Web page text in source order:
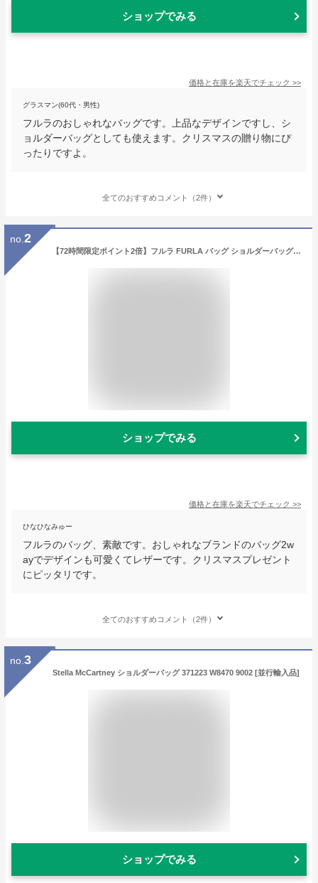
ショップでみる
価格と在庫を楽天でチェック >>
グラスマン(60代・男性)
フルラのおしゃれなバッグです。上品なデザインですし、シ
ョルダーバッグとしても使えます。クリスマスの贈り物にぴ
ったりですよ。
全てのおすすめコメント（2件）
no. 2
【72時間限定ポイント2倍】フルラ FURLA バッグ ショルダーバッグ WB00507 BX0041 特別送料無料 フルラ プリムラ レザー スモール ホーボー レディース ブランド 通販 斜めがけ 2022SS
ショップでみる
価格と在庫を楽天でチェック >>
ひなひなみゅー
フルラのバッグ、素敵です。おしゃれなブランドのバッグ2w
ayでデザインも可愛くてレザーです。クリスマスプレゼント
にピッタリです。
全てのおすすめコメント（2件）
no. 3
Stella McCartney ショルダーバッグ 371223 W8470 9002 [並行輸入品]
ショップでみる